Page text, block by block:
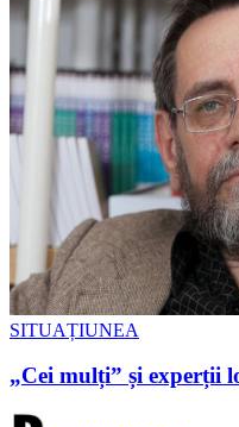
SITUAȚIUNEA
„Cei mulți” și experții